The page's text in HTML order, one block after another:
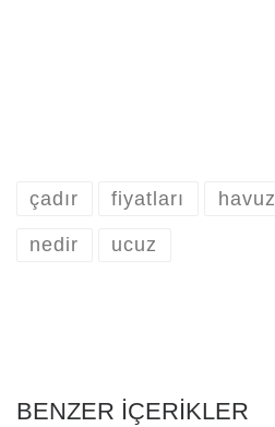
çadır fiyatları havuz
nedir ucuz
BENZER IÇERIKLER